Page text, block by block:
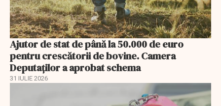
Ajutor de stat de până la 50.000 de euro
pentru crescătorii de bovine. Camera
Deputaților a aprobat schema
31 IULIE 2026